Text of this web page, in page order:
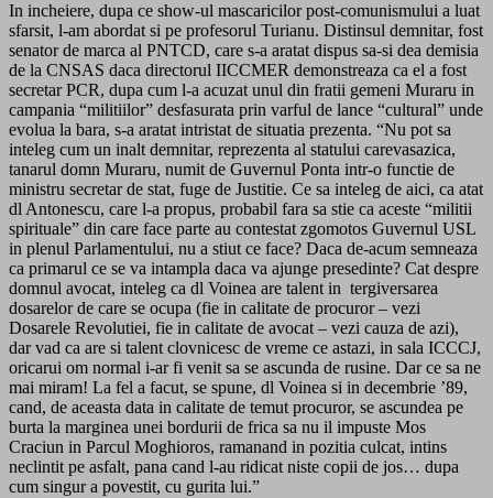
In incheiere, dupa ce show-ul mascaricilor post-comunismului a luat
sfarsit, l-am abordat si pe profesorul Turianu. Distinsul demnitar, fost
senator de marca al PNTCD, care s-a aratat dispus sa-si dea demisia
de la CNSAS daca directorul IICCMER demonstreaza ca el a fost
secretar PCR, dupa cum l-a acuzat unul din fratii gemeni Muraru in
campania “militiilor” desfasurata prin varful de lance “cultural” unde
evolua la bara, s-a aratat intristat de situatia prezenta. “Nu pot sa
inteleg cum un inalt demnitar, reprezenta al statului carevasazica,
tanarul domn Muraru, numit de Guvernul Ponta intr-o functie de
ministru secretar de stat, fuge de Justitie. Ce sa inteleg de aici, ca atat
dl Antonescu, care l-a propus, probabil fara sa stie ca aceste “militii
spirituale” din care face parte au contestat zgomotos Guvernul USL
in plenul Parlamentului, nu a stiut ce face? Daca de-acum semneaza
ca primarul ce se va intampla daca va ajunge presedinte? Cat despre
domnul avocat, inteleg ca dl Voinea are talent in tergiversarea
dosarelor de care se ocupa (fie in calitate de procuror – vezi
Dosarele Revolutiei, fie in calitate de avocat – vezi cauza de azi),
dar vad ca are si talent clovnicesc de vreme ce astazi, in sala ICCCJ,
oricarui om normal i-ar fi venit sa se ascunda de rusine. Dar ce sa ne
mai miram! La fel a facut, se spune, dl Voinea si in decembrie ’89,
cand, de aceasta data in calitate de temut procuror, se ascundea pe
burta la marginea unei bordurii de frica sa nu il impuste Mos
Craciun in Parcul Moghioros, ramanand in pozitia culcat, intins
neclintit pe asfalt, pana cand l-au ridicat niste copii de jos… dupa
cum singur a povestit, cu gurita lui.”